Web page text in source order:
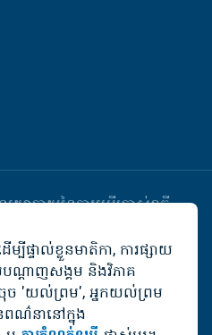
ោបាយនៃការប្រើប្រាស់ខូគី
បីផ្ទាល់ខ្លួនមាតិកា, ការផ្សាយ
ណ្តាញសង្គម និងវិភាគ
ច 'យល់ព្រម', អ្នកយល់ព្រម
ពណ៌នានៅក្នុង